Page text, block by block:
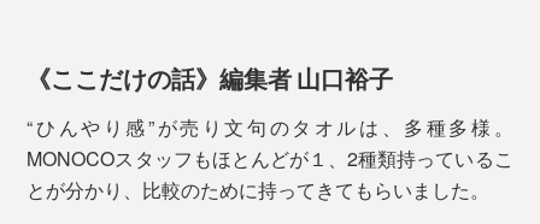
タオルを首に当てれば、全身を駆けめぐるひんやり感。
首には太い血管があるので、首を冷やすと冷えた血液が
ひんやり感に加えて優秀なのが肌ざわり。
冷感素材の中には、濡らすと肌にペタッと張りつき感の
あるもの、乾いた状態だとごわつくものなどいろいろで
《ここだけの話》編集者 山口裕子
“ひんやり感”が売り文句のタオルは、多種多様。
MONOCOスタッフもほとんどが１、2種類持っているこ
とが分かり、比較のために持ってきてもらいました。